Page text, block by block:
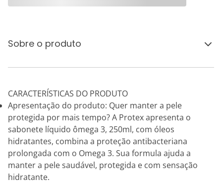
Sobre o produto
CARACTERÍSTICAS DO PRODUTO
Apresentação do produto: Quer manter a pele
protegida por mais tempo? A Protex apresenta o
sabonete líquido ômega 3, 250ml, com óleos
hidratantes, combina a proteção antibacteriana
prolongada com o Omega 3. Sua formula ajuda a
manter a pele saudável, protegida e com sensação
hidratante.